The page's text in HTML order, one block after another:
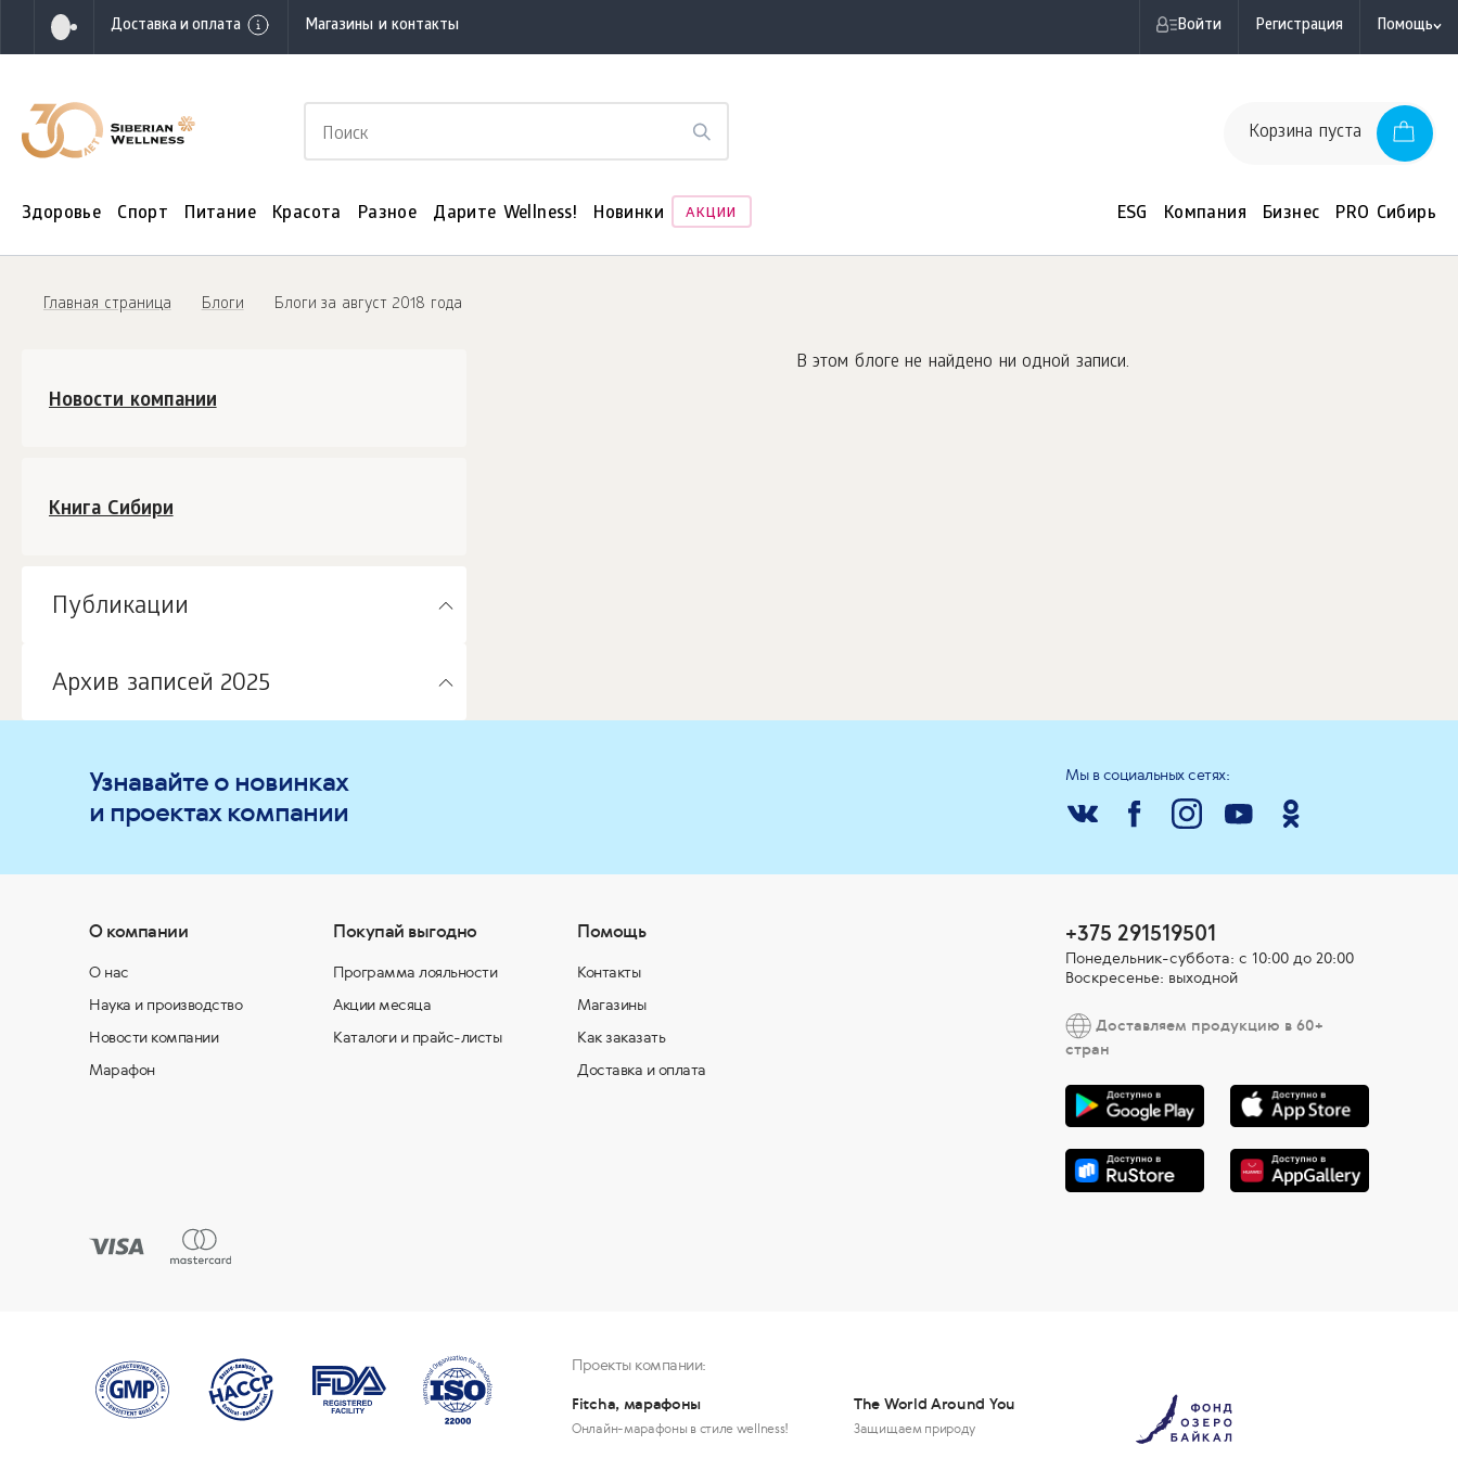
Доставка и оплата Магазины и контакты Войти Регистрация Помощь
Корзина пуста
Здоровье Спорт Питание Красота Разное Дарите Wellness! Новинки АКЦИИ ESG Компания Бизнес PRO Сибирь
Главная страница Блоги Блоги за август 2018 года
В этом блоге не найдено ни одной записи.
Новости компании
Книга Сибири
Публикации
Архив записей 2025
Узнавайте о новинках
и проектах компании
Мы в социальных сетях:
О компании
О нас
Наука и производство
Новости компании
Марафон
Покупай выгодно
Программа лояльности
Акции месяца
Каталоги и прайс-листы
Помощь
Контакты
Магазины
Как заказать
Доставка и оплата
+375 291519501
Понедельник-суббота: с 10:00 до 20:00
Воскресенье: выходной
Доставляем продукцию в 60+
стран
Проекты компании:
Fitcha, марафоны
Онлайн-марафоны в стиле wellness!
The World Around You
Защищаем природу